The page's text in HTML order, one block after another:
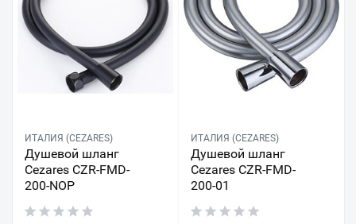
ИТАЛИЯ (CEZARES)
Душевой шланг
Cezares CZR-FMD-
200-NOP
ИТАЛИЯ (CEZARES)
Душевой шланг
Cezares CZR-FMD-
200-01